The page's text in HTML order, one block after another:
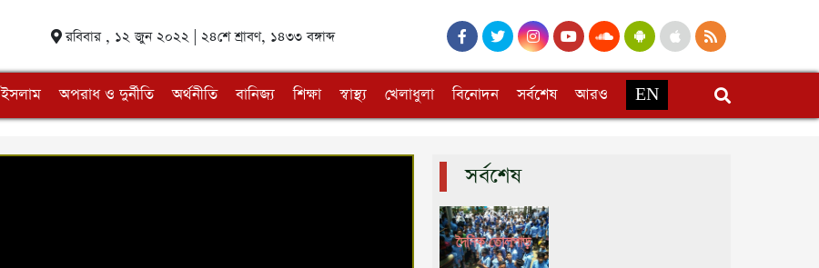
রবিবার , ১২ জুন ২০২২ | ২৪শে শ্রাবণ, ১৪৩৩ বঙ্গাব্দ
ইসলাম অপরাধ ও দুর্নীতি অর্থনীতি বানিজ্য শিক্ষা স্বাস্থ্য খেলাধুলা বিনোদন সর্বশেষ আরও EN
সর্বশেষ